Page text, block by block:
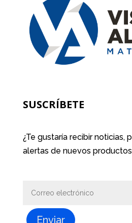
SUSCRÍBETE
¿Te gustaría recibir noticias,
alertas de nuevos
Enviar